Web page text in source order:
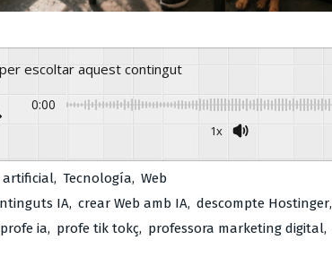
per escoltar aquest contingut
0:00
1x
artificial, Tecnología, Web
IA, crear Web amb IA, descompte Hostinger,
profe ia, profe tik tokç, professora marketing digital,